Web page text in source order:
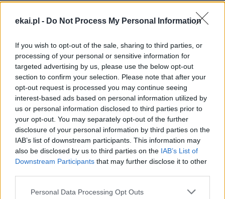
ekai.pl - Do Not Process My Personal Information
If you wish to opt-out of the sale, sharing to third parties, or
processing of your personal or sensitive information for
targeted advertising by us, please use the below opt-out
section to confirm your selection. Please note that after your
opt-out request is processed you may continue seeing
interest-based ads based on personal information utilized by
us or personal information disclosed to third parties prior to
your opt-out. You may separately opt-out of the further
disclosure of your personal information by third parties on the
IAB’s list of downstream participants. This information may
also be disclosed by us to third parties on the IAB’s List of
Downstream Participants that may further disclose it to other
Personal Data Processing Opt Outs
08 sierpnia 2026 | 20:19
Popularne